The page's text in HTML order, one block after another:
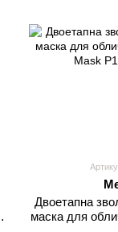
Двоетапна
маска для